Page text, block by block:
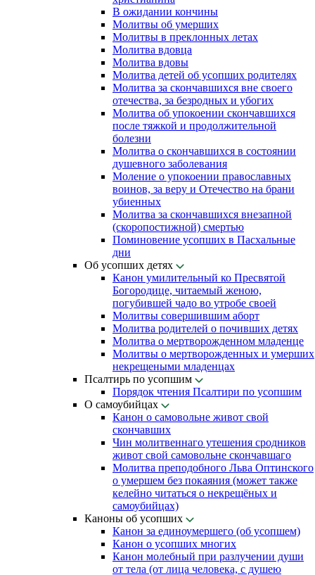
В ожидании кончины
Молитвы об умерших
Молитвы в преклонных летах
Молитва вдовца
Молитва вдовы
Молитва детей об усопших родителях
Молитва за скончавшихся вне своего
отечества, за безродных и убогих
Молитва об упокоении скончавшихся
после тяжкой и продолжительной
болезни
Молитва о скончавшихся в состоянии
душевного заболевания
Моление о упокоении православных
воинов, за веру и Отечество на брани
убиенных
Молитва за скончавшихся внезапной
(скоропостижной) смертью
Поминовение усопших в Пасхальные
дни
Об усопших детях
Канон умилительный ко Пресвятой
Богородице, читаемый женою,
погубившей чадо во утробе своей
Молитвы совершившим аборт
Молитва родителей о почивших детях
Молитва о мертворожденном младенце
Молитвы о мертворожденных и умерших
некрещеными младенцах
Псалтирь по усопшим
Порядок чтения Псалтири по усопшим
О самоубийцах
Канон о самовольне живот свой
скончавших
Чин молитвеннаго утешения сродников
живот свой самовольне скончавшаго
Молитва преподобного Льва Оптинского
о умершем без покаяния (может также
келейно читаться о некрещёных и
самоубийцах)
Каноны об усопших
Канон за единоумершего (об усопшем)
Канон о усопших многих
Канон молебный при разлучении души
от тела (от лица человека, с душею